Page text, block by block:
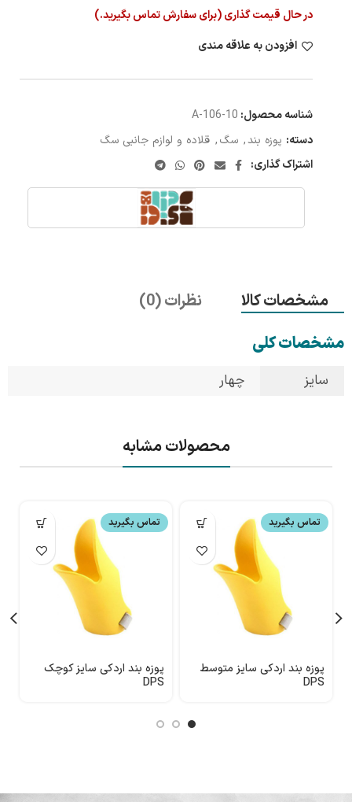
در حال قیمت گذاری (برای سفارش تماس بگیرید.)
افزودن به علاقه مندی
شناسه محصول: 10-A-106
دسته: پوزه بند, سگ, قلاده و لوازم جانبی سگ
اشتراک گذاری:
مشخصات کالا
نظرات (0)
مشخصات کلی
سایز چهار
محصولات مشابه
تماس بگیرید
پوزه بند اردکی سایز متوسط
DPS
تماس بگیرید
پوزه بند اردکی سایز کوچک
DPS